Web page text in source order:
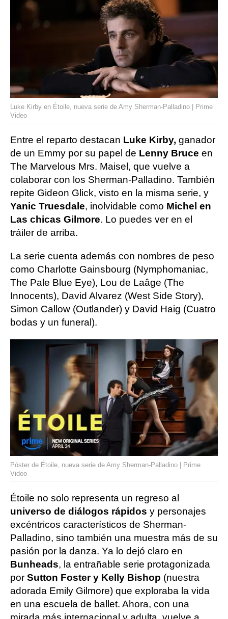
Luke Kirby en Étoile, nueva serie de Amy Sherman-Palladino | Prime
Video
Entre el reparto destacan Luke Kirby, ganador
de un Emmy por su papel de Lenny Bruce en
The Marvelous Mrs. Maisel, que vuelve a
colaborar con los Sherman-Palladino. También
repite Gideon Glick, visto en la misma serie, y
Yanic Truesdale, inolvidable como Michel en
Las chicas Gilmore. Lo puedes ver en el
tráiler de arriba.
La serie cuenta además con nombres de peso
como Charlotte Gainsbourg (Nymphomaniac,
The Pale Blue Eye), Lou de Laâge (The
Innocents), David Alvarez (West Side Story),
Simon Callow (Outlander) y David Haig (Cuatro
bodas y un funeral).
Póster de Étoile, nueva serie de Amy Sherman-Palladino | Prime
Video
Étoile no solo representa un regreso al
universo de diálogos rápidos y personajes
excéntricos característicos de Sherman-
Palladino, sino también una muestra más de su
pasión por la danza. Ya lo dejó claro en
Bunheads, la entrañable serie protagonizada
por Sutton Foster y Kelly Bishop (nuestra
adorada Emily Gilmore) que exploraba la vida
en una escuela de ballet. Ahora, con una